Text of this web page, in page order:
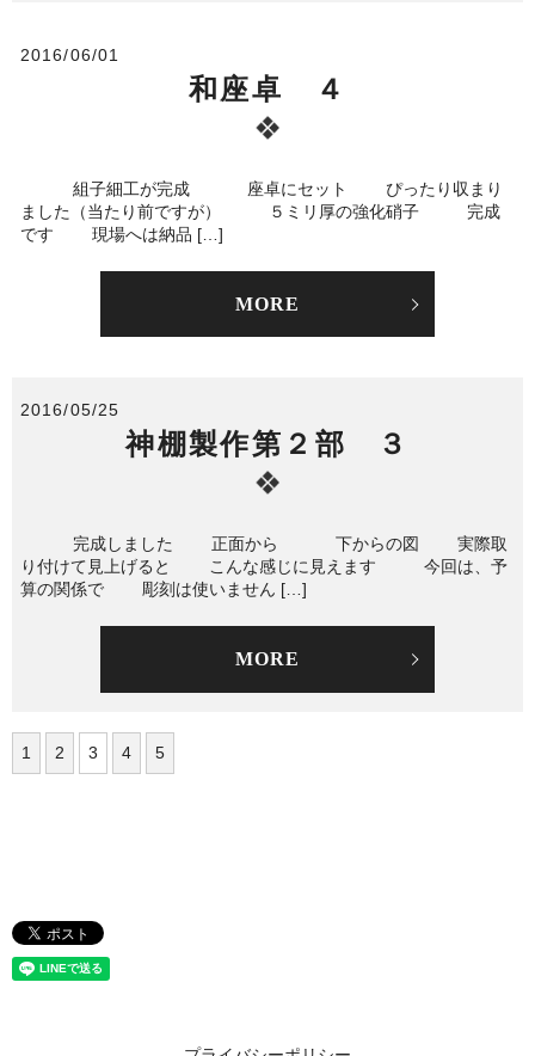
2016/06/01
和座卓 ４
組子細工が完成 座卓にセット ぴったり収まり
ました（当たり前ですが） ５ミリ厚の強化硝子 完成
です 現場へは納品 […]
MORE
2016/05/25
神棚製作第２部 ３
完成しました 正面から 下からの図 実際取
り付けて見上げると こんな感じに見えます 今回は、予
算の関係で 彫刻は使いません […]
MORE
1 2 3 4 5